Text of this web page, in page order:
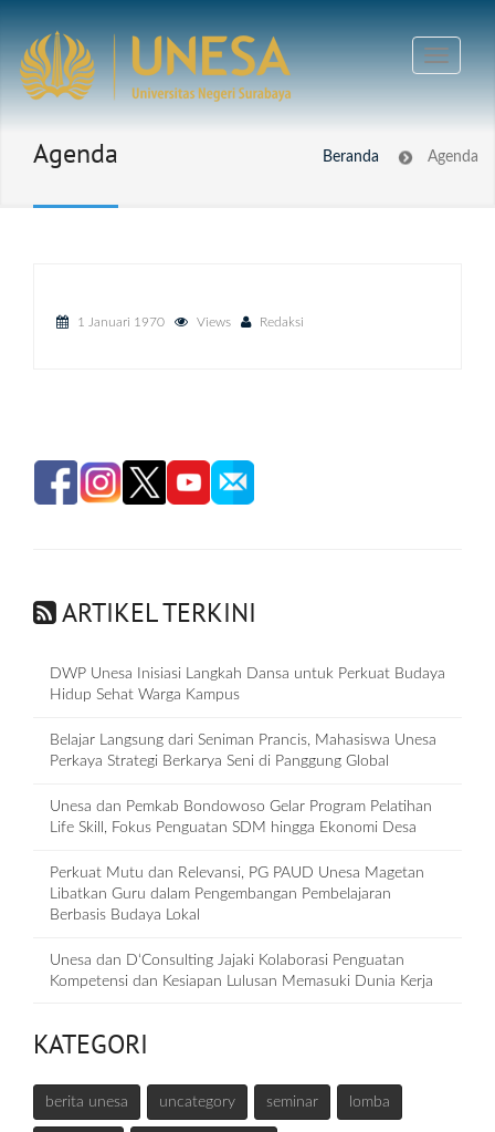
Agenda Beranda Agenda
1 Januari 1970 Views Redaksi
ARTIKEL TERKINI
DWP Unesa Inisiasi Langkah Dansa untuk Perkuat Budaya
Hidup Sehat Warga Kampus
Belajar Langsung dari Seniman Prancis, Mahasiswa Unesa
Perkaya Strategi Berkarya Seni di Panggung Global
Unesa dan Pemkab Bondowoso Gelar Program Pelatihan
Life Skill, Fokus Penguatan SDM hingga Ekonomi Desa
Perkuat Mutu dan Relevansi, PG PAUD Unesa Magetan
Libatkan Guru dalam Pengembangan Pembelajaran
Berbasis Budaya Lokal
Unesa dan D‘Consulting Jajaki Kolaborasi Penguatan
Kompetensi dan Kesiapan Lulusan Memasuki Dunia Kerja
KATEGORI
berita unesa uncategory seminar lomba